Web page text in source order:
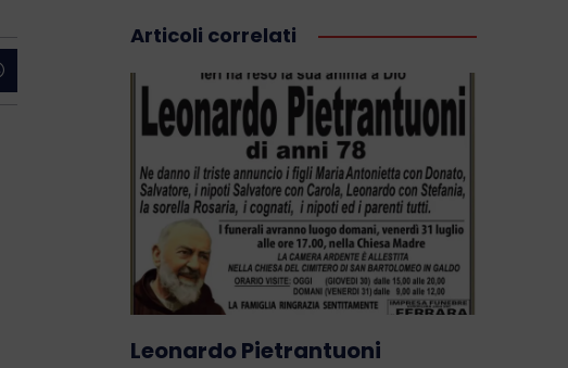
Articoli correlati
Leonardo Pietrantuoni